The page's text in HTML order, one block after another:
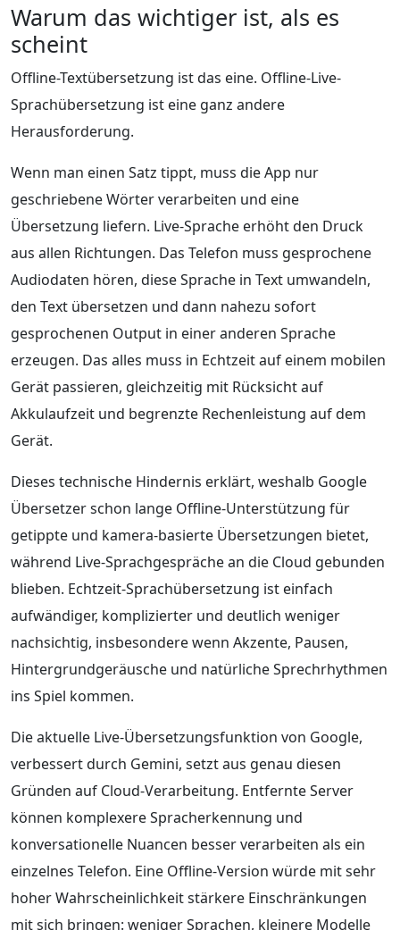
Warum das wichtiger ist, als es
scheint
Offline-Textübersetzung ist das eine. Offline-Live-
Sprachübersetzung ist eine ganz andere
Herausforderung.
Wenn man einen Satz tippt, muss die App nur
geschriebene Wörter verarbeiten und eine
Übersetzung liefern. Live-Sprache erhöht den Druck
aus allen Richtungen. Das Telefon muss gesprochene
Audiodaten hören, diese Sprache in Text umwandeln,
den Text übersetzen und dann nahezu sofort
gesprochenen Output in einer anderen Sprache
erzeugen. Das alles muss in Echtzeit auf einem mobilen
Gerät passieren, gleichzeitig mit Rücksicht auf
Akkulaufzeit und begrenzte Rechenleistung auf dem
Gerät.
Dieses technische Hindernis erklärt, weshalb Google
Übersetzer schon lange Offline-Unterstützung für
getippte und kamera-basierte Übersetzungen bietet,
während Live-Sprachgespräche an die Cloud gebunden
blieben. Echtzeit-Sprachübersetzung ist einfach
aufwändiger, komplizierter und deutlich weniger
nachsichtig, insbesondere wenn Akzente, Pausen,
Hintergrundgeräusche und natürliche Sprechrhythmen
ins Spiel kommen.
Die aktuelle Live-Übersetzungsfunktion von Google,
verbessert durch Gemini, setzt aus genau diesen
Gründen auf Cloud-Verarbeitung. Entfernte Server
können komplexere Spracherkennung und
konversationelle Nuancen besser verarbeiten als ein
einzelnes Telefon. Eine Offline-Version würde mit sehr
hoher Wahrscheinlichkeit stärkere Einschränkungen
mit sich bringen: weniger Sprachen, kleinere Modelle